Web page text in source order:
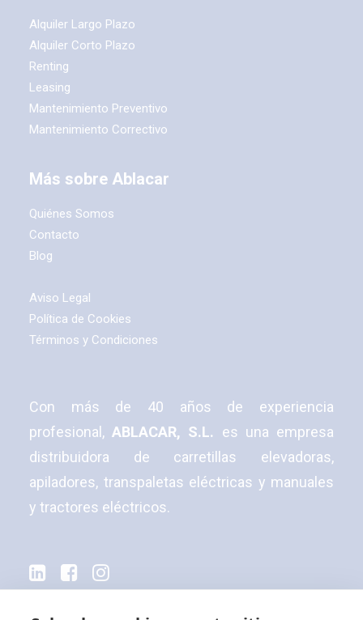
Alquiler Largo Plazo
Alquiler Corto Plazo
Renting
Leasing
Mantenimiento Preventivo
Mantenimiento Correctivo
Más sobre Ablacar
Quiénes Somos
Contacto
Blog
Aviso Legal
Política de Cookies
Términos y Condiciones
Con más de 40 años de experiencia
profesional,ABLACAR, S.L. es una empresa
distribuidora de carretillas elevadoras,
apiladores, transpaletas eléctricas y manuales
y tractores eléctricos.